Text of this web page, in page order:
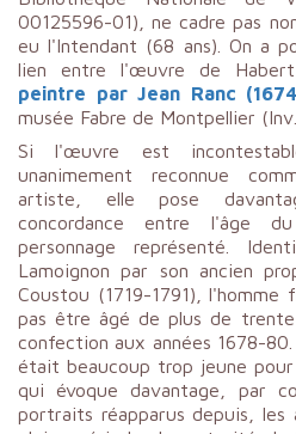
00125596-01), ne cadre pas
eu l'Intendant (68 ans). On a
lien entre l'œuvre de
peintre par Jean Ranc
musée Fabre de Montpellier (Inv.
Si l'œuvre est
unanimement reconnue
artiste, elle pose
concordance entre l'âge
personnage représenté.
Lamoignon par son ancien
Coustou (1719-1791),
pas être âgé de plus de
confection aux années 1678-
était beaucoup trop jeune
qui évoque davantage, par
portraits réapparus depuis, les